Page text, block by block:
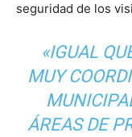
seguridad de los
«IGUAL
MUY
ÁREAS DE